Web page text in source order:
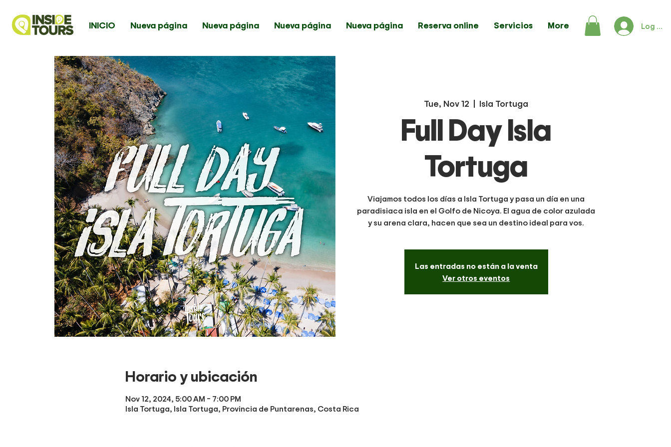
INICIO Nueva página Nueva página Nueva página Nueva página Reserva online Servicios More Log In
Tue, Nov 12
  |
Isla Tortuga
Full Day Isla
Tortuga
Viajamos todos los días a Isla Tortuga y pasa un día en una
paradisiaca isla en el Golfo de Nicoya. El agua de color azulada
y su arena clara, hacen que sea un destino ideal para vos.
Las entradas no están a la venta
Ver otros eventos
Horario y ubicación
Nov 12, 2024, 5:00 AM – 7:00 PM
Isla Tortuga, Isla Tortuga, Provincia de Puntarenas, Costa Rica